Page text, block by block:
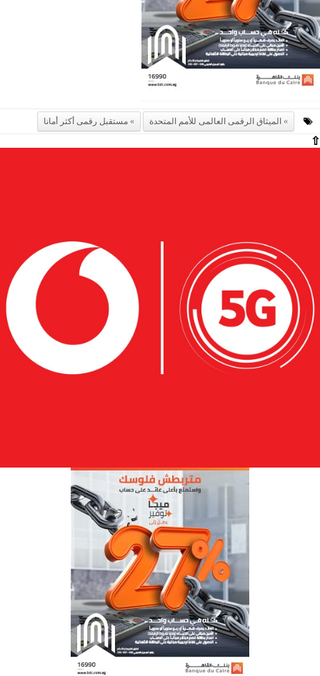
الميثاق الرقمى العالمى للأمم المتحدة مستقبل رقمى أكثر أمانا
⇧